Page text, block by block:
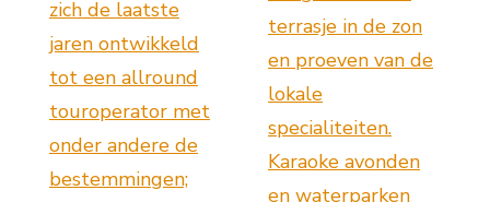
zich de laatste
jaren ontwikkeld
tot een allround
touroperator met
onder andere de
bestemmingen;
terrasje in de zon
en proeven van de
lokale
specialiteiten.
Karaoke avonden
en waterparken